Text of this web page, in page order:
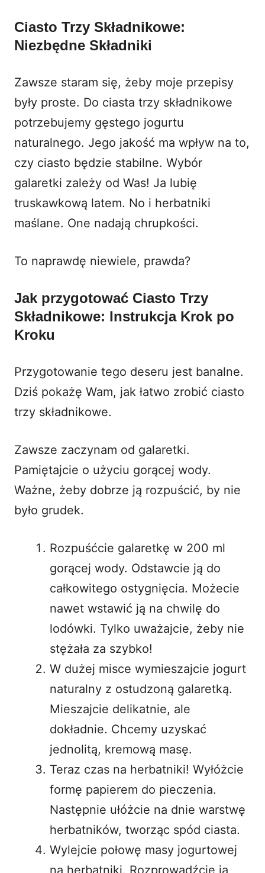
Ciasto Trzy Składnikowe:
Niezbędne Składniki
Zawsze staram się, żeby moje przepisy
były proste. Do ciasta trzy składnikowe
potrzebujemy gęstego jogurtu
naturalnego. Jego jakość ma wpływ na to,
czy ciasto będzie stabilne. Wybór
galaretki zależy od Was! Ja lubię
truskawkową latem. No i herbatniki
maślane. One nadają chrupkości.
To naprawdę niewiele, prawda?
Jak przygotować Ciasto Trzy
Składnikowe: Instrukcja Krok po
Kroku
Przygotowanie tego deseru jest banalne.
Dziś pokażę Wam, jak łatwo zrobić ciasto
trzy składnikowe.
Zawsze zaczynam od galaretki.
Pamiętajcie o użyciu gorącej wody.
Ważne, żeby dobrze ją rozpuścić, by nie
było grudek.
Rozpuśćcie galaretkę w 200 ml
gorącej wody. Odstawcie ją do
całkowitego ostygnięcia. Możecie
nawet wstawić ją na chwilę do
lodówki. Tylko uważajcie, żeby nie
stężała za szybko!
W dużej misce wymieszajcie jogurt
naturalny z ostudzoną galaretką.
Mieszajcie delikatnie, ale
dokładnie. Chcemy uzyskać
jednolitą, kremową masę.
Teraz czas na herbatniki! Wyłóżcie
formę papierem do pieczenia.
Następnie ułóżcie na dnie warstwę
herbatników, tworząc spód ciasta.
Wylejcie połowę masy jogurtowej
na herbatniki. Rozprowadźcie ją